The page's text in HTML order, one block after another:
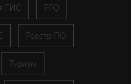
ГИС РГО
Реестр ПО
Туризм